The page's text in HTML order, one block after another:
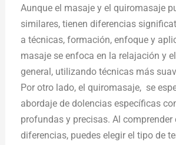
Aunque el masaje y el quiromasaje
similares, tienen diferencias
a técnicas, formación, enfoque y
masaje se enfoca en la relajación y
general, utilizando técnicas más
Por otro lado, el quiromasaje, se
abordaje de dolencias específicas
profundas y precisas. Al comprender
diferencias, puedes elegir el tipo de